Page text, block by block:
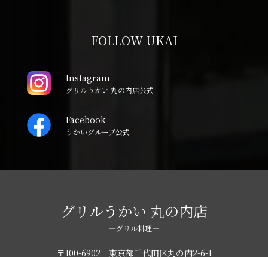
FOLLOW UKAI
Instagram
グリルうかい 丸の内店公式
Facebook
うかいグループ公式
グリルうかい 丸の内店
―グリル料理―
〒100-6902 東京都千代田区丸の内2-6-1